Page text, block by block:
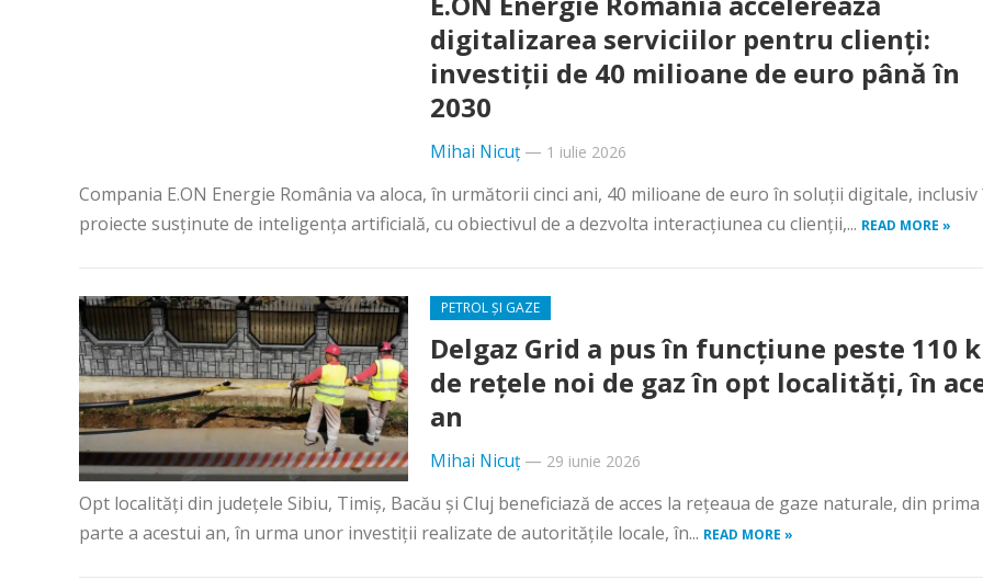
digitalizarea serviciilor pentru clienți:
investiții de 40 milioane de euro până în
2030
Mihai Nicuț— 1 iulie 2026
Compania E.ON Energie România va aloca, în următorii cinci ani, 40 milioane de euro în soluții digitale, inclusiv
proiecte susținute de inteligența artificială, cu obiectivul de a dezvolta interacțiunea cu clienții,... READ MORE »
PETROL ȘI GAZE
Delgaz Grid a pus în funcțiune peste 110
de rețele noi de gaz în opt localități, în
an
Mihai Nicuț— 29 iunie 2026
Opt localități din județele Sibiu, Timiș, Bacău și Cluj beneficiază de acces la rețeaua de gaze naturale, din prima
parte a acestui an, în urma unor investiții realizate de autoritățile locale, în... READ MORE »